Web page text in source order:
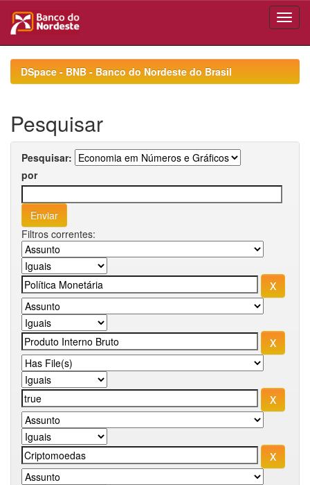
navigationDSpace - BNB - Banco do Nordeste do Brasil
Pesquisar
Pesquisar:
por
Filtros correntes: